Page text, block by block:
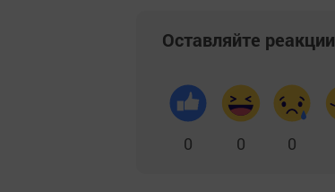
Оставляйте реакции
0 0 0